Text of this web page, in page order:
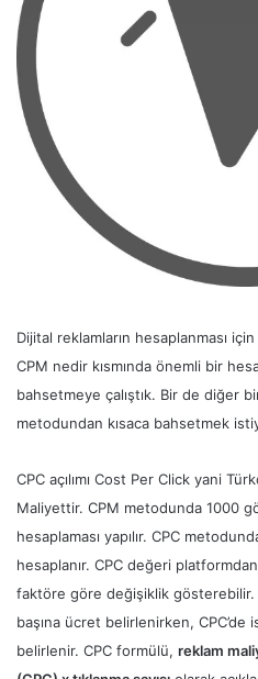
Dijital reklamların hesaplanması
CPM nedir kısmında önemli bir
bahsetmeye çalıştık. Bir de diğer
metodundan kısaca bahsetmek
CPC açılımı Cost Per Click yani
Maliyettir. CPM metodunda 1000
hesaplaması yapılır. CPC
hesaplanır. CPC değeri
faktöre göre değişiklik gösterebilir.
başına ücret belirlenirken, CPC’de
belirlenir. CPC formülü, reklam